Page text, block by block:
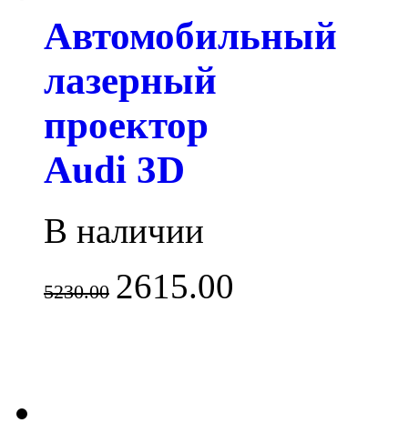
Автомобильный
лазерный
проектор
Audi 3D
В наличии
5230.00 2615.00